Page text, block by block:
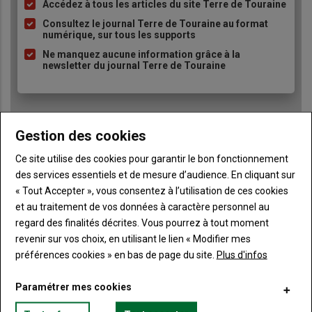
Liste
à
puce
Accédez à tous les articles du site Terre de Touraine
Consultez le journal Terre de Touraine au format
numérique, sur tous les supports
Ne manquez aucune information grâce à la
newsletter du journal Terre de Touraine
Sous-
titre
Vous êtes abonné(e)
TITRE IDENTIFIEZ-VOUS
Body
Connectez-vous à votre compte pour profiter
de votre abonnement
Créer un nouveau compte
Lien
Gestion des cookies
Ce site utilise des cookies pour garantir le bon fonctionnement
des services essentiels et de mesure d’audience. En cliquant sur
« Tout Accepter », vous consentez à l’utilisation de ces cookies
et au traitement de vos données à caractère personnel au
regard des finalités décrites. Vous pourrez à tout moment
revenir sur vos choix, en utilisant le lien « Modifier mes
préférences cookies » en bas de page du site. Plus d'infos
Paramétrer mes cookies